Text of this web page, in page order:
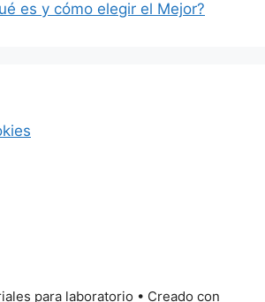
es y cómo elegir el Mejor?
para laboratorio • Creado con